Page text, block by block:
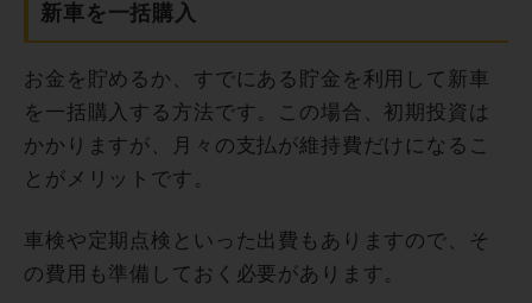
新車を一括購入
お金を貯めるか、すでにある貯金を利用して新車
を一括購入する方法です。この場合、初期投資は
かかりますが、月々の支払が維持費だけになるこ
とがメリットです。
車検や定期点検といった出費もありますので、そ
の費用も準備しておく必要があります。